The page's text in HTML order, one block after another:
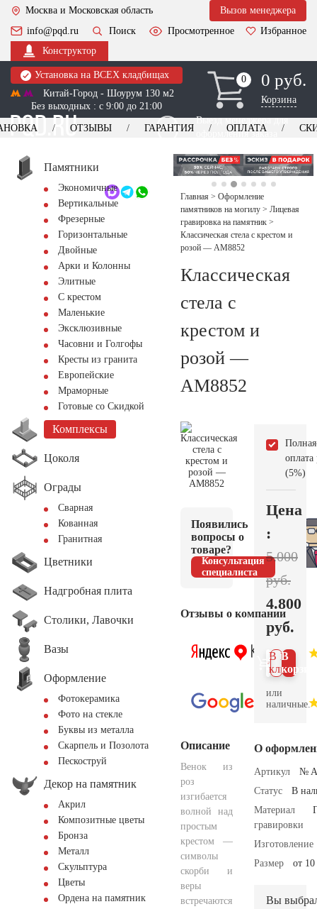
Москва и Московская область
Вызов менеджера
info@pqd.ru
Поиск Просмотренное
Избранное
Конструктор
Установка на ВСЕХ кладбищах
Китай-Город - Шоурум 130 м2
Без выходных : с 9:00 до 21:00
0
0 0 руб.
Корзина
Выезд менеджера для
оформления заказа
+7 (495) 518-44-23
Обратный звонок
ОТЗЫВЫ ГАРАНТИЯ ОПЛАТА
Памятники
Экономичные
Вертикальные
Фрезерные
Горизонтальные
Двойные
Арки и Колонны
Элитные
С крестом
Маленькие
Эксклюзивные
Часовни и Голгофы
Кресты из гранита
Европейские
Мраморные
Готовые со Скидкой
Комплексы
Цоколя
Ограды
Сварная
Кованная
Гранитная
Цветники
Надгробная плита
Столики, Лавочки
Вазы
Оформление
Фотокерамика
Фото на стекле
Буквы из металла
Скарпель и Позолота
Пескоструй
Декор на памятник
Акрил
Композитные цветы
Бронза
Металл
Скульптура
Цветы
Ордена на памятник
Главная > Оформление
памятников на могилу > Лицевая
гравировка на памятник >
Классическая стела с крестом и
розой — AM8852
Классическая
стела с
крестом и
розой —
AM8852
Появились
вопросы о
товаре?
Консультация
специалиста
Отзывы о компании
Описание
Венок из
роз
изгибается
волной над
простым
крестом —
символы
скорби и
веры
встречаются
Полная
оплата
(5%)
Цена
:
5.000
руб.
4.800
руб.
В
В 1
клик
или
наличные.
О
Артикул
№
Статус
В
Материал
гравировки
Изготовление
Размер
от
Вы